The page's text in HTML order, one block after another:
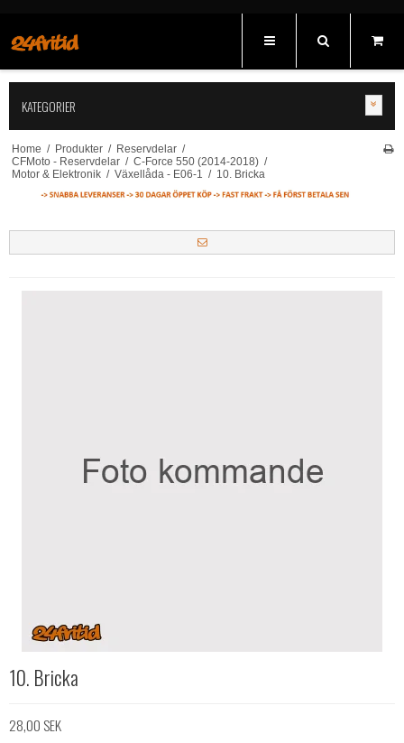
KATEGORIER
Home / Produkter / Reservdelar /
CFMoto - Reservdelar / C-Force 550 (2014-2018) /
Motor & Elektronik / Växellåda - E06-1 / 10. Bricka
10. Bricka
28,00 SEK